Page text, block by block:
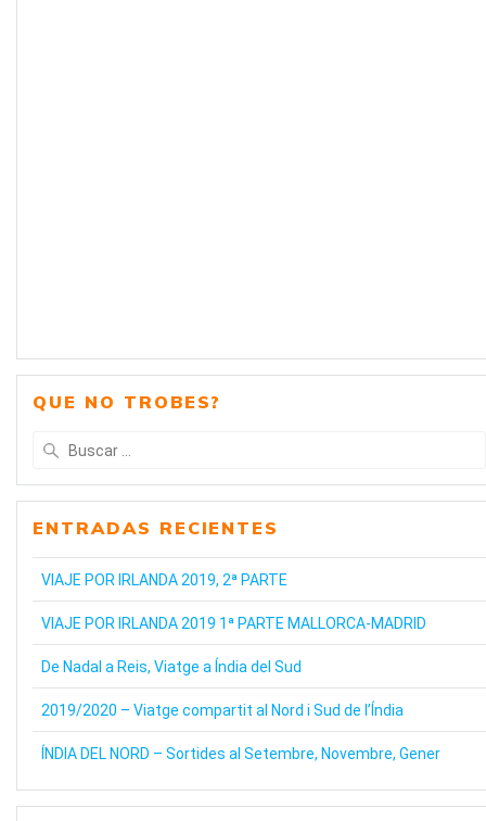
QUE NO TROBES?
Buscar:
ENTRADAS RECIENTES
VIAJE POR IRLANDA 2019, 2ª PARTE
VIAJE POR IRLANDA 2019 1ª PARTE MALLORCA-MADRID
De Nadal a Reis, Viatge a Índia del Sud
2019/2020 – Viatge compartit al Nord i Sud de l’Índia
ÍNDIA DEL NORD – Sortides al Setembre, Novembre, Gener